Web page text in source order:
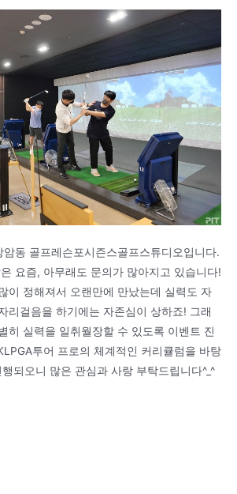
암동 골프레슨포시즌스골프스튜디오입니다.
요즘, 아무래도 문의가 많아지고 있습니다!
이 정해져서 오랜만에 만났는데 실력도 자
리걸음을 하기에는 자존심이 상하죠! 그래
히 실력을 일취월장할 수 있도록 이벤트 진
투어 프로의 체계적인 커리큘럼을 바탕
되오니 많은 관심과 사랑 부탁드립니다^_^